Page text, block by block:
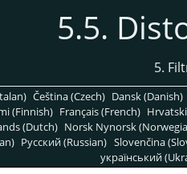
5.5.
5.
Čeština (Czech) Dansk (Danish)
(Finnish) Français (French)
(Dutch) Norsk Nynorsk
Pусский (Russian) Slovenčina
український